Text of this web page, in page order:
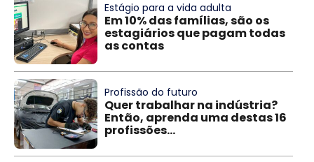
Estágio para a vida adulta
Em 10% das famílias, são os
estagiários que pagam todas
as contas
Profissão do futuro
Quer trabalhar na indústria?
Então, aprenda uma destas 16
profissões...